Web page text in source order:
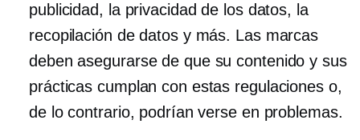
publicidad, la privacidad de los datos, la
recopilación de datos y más. Las marcas
deben asegurarse de que su contenido y sus
prácticas cumplan con estas regulaciones o,
de lo contrario, podrían verse en problemas.